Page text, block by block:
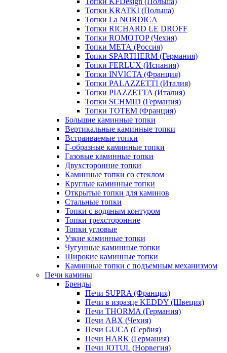
Топки KRATKI (Польша)
Топки La NORDICA
Топки RICHARD LE DROFF
Топки ROMOTOP (Чехия)
Топки МЕТА (Россия)
Топки SPARTHERM (Германия)
Топки FERLUX (Испания)
Топки INVICTA (Франция)
Топки PALAZZETTI (Италия)
Топки PIAZZETTA (Италия)
Топки SCHMID (Германия)
Топки TOTEM (Франция)
Большие каминные топки
Вертикальные каминные топки
Встраиваемые топки
Г-образные каминные топки
Газовые каминные топки
Двухсторонние топки
Каминные топки со стеклом
Круглые каминные топки
Открытые топки для каминов
Стальные топки
Топки с водяным контуром
Топки трехсторонние
Топки угловые
Узкие каминные топки
Чугунные каминные топки
Широкие каминные топки
Каминные топки с подъемным механизмом
Печи камины
Бренды
Печи SUPRA (Франция)
Печи в изразце KEDDY (Швеция)
Печи THORMA (Германия)
Печи ABX (Чехия)
Печи GUCA (Сербия)
Печи HARK (Германия)
Печи JOTUL (Норвегия)